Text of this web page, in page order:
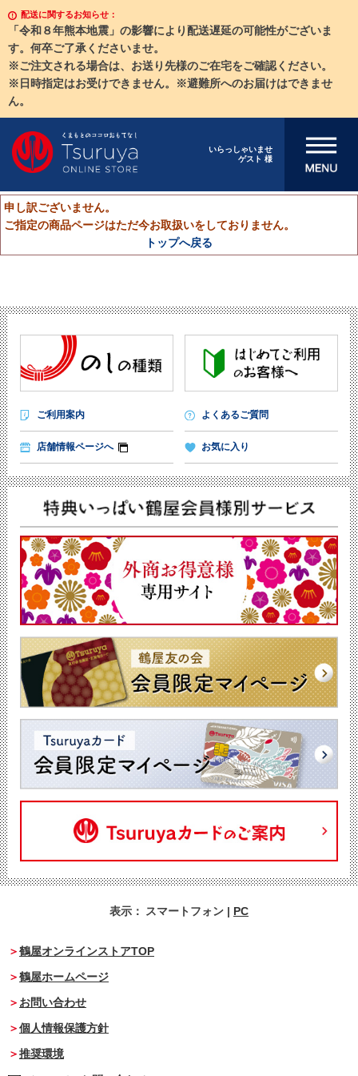
配送に関するお知らせ：
「令和８年熊本地震」の影響により配送遅延の可能性がございま
す。何卒ご了承くださいませ。
※ご注文される場合は、お送り先様のご在宅をご確認ください。
※日時指定はお受けできません。※避難所へのお届けはできませ
ん。
いらっしゃいませ
ゲスト 様
メニューを開
申し訳ございません。
ご指定の商品ページはただ今お取扱いをしておりません。
トップへ戻る
ご利用案内 よくあるご質問
店舗情報ページへ お気に入り
表示： スマートフォン | PC
鶴屋オンラインストアTOP
鶴屋ホームページ
お問い合わせ
個人情報保護方針
推奨環境